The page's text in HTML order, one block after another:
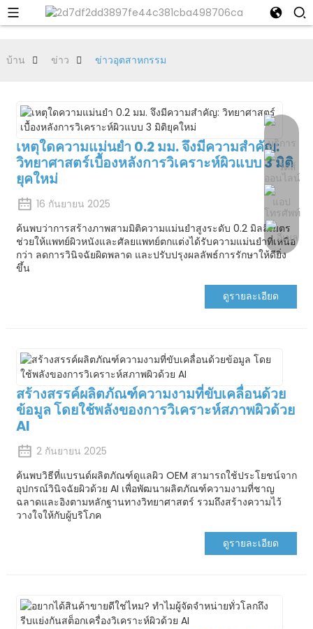
บ้าน ข่าว ข่าวอุตสาหกรรม
เหตุใดความแม่นยำ 0.2 มม. จึงมีความสำคัญ:
วิทยาศาสตร์เบื้องหลังการวิเคราะห์ผิวแบบ 3 มิติ
ยุคใหม่
16 กันยายน 2025
ค้นพบว่าการสร้างภาพสามมิติความแม่นยำสูงระดับ 0.2 มิลลิเมตร
ช่วยให้แพทย์ผิวหนังและศัลยแพทย์ตกแต่งได้รับความแม่นยำที่เหนือ
กว่า ลดการวินิจฉัยผิดพลาด และปรับปรุงผลลัพธ์การรักษาให้ดียิ่ง
ขึ้น
ดูรายละเอียด
สร้างสรรค์ผลิตภัณฑ์ความงามที่ขับเคลื่อนด้วย
ข้อมูล โดยใช้พลังของการวิเคราะห์สภาพผิวด้วย
AI
2 กันยายน 2025
ค้นพบวิธีที่แบรนด์ผลิตภัณฑ์ดูแลผิว OEM สามารถใช้ประโยชน์จาก
อุปกรณ์วินิจฉัยผิวด้วย AI เพื่อพัฒนาผลิตภัณฑ์ความงามที่ชาญ
ฉลาดและอิงตามหลักฐานทางวิทยาศาสตร์ รวมถึงสร้างความไว้
วางใจให้กับผู้บริโภค
ดูรายละเอียด